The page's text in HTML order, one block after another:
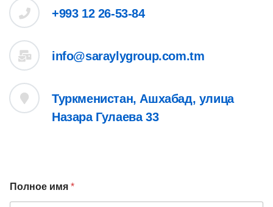
+993 12 26-53-84
info@saraylygroup.com.tm
Туркменистан, Ашхабад, улица
Назара Гулаева 33
Полное имя *